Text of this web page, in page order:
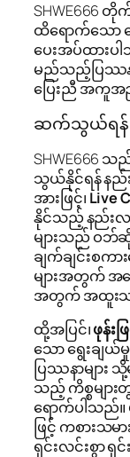
SHWE666
ထိရောက်သော
ပေးအပ်ထားပ
မည်သည့်ပြဿန
ပြေးညီ အကူ
ဆက်သွယ်ရန် န
SHWE666
သွယ်နိုင်ရန် နည်
အားဖြင့်၊ Live
နိုင်သည့် နည်းလ
များသည် ဝဘ်
ချက်ချင်းစကာ
များအတွက် အဖ
အတွက် အထူးသ
ထို့အပြင်၊ဖုန်း
သော ရွေးချ
ပြဿနာမျာ
သည့် ကိစ္စမျာ
ရောက်ပါသည်။
ဖြင့် ကစားသ
ရှင်းလင်းစွာ ရှ